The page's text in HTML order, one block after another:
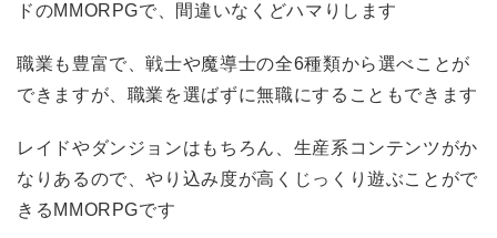
ドのMMORPGで、間違いなくどハマりします
職業も豊富で、戦士や魔導士の全6種類から選べことが
できますが、職業を選ばずに無職にすることもできます
レイドやダンジョンはもちろん、生産系コンテンツがか
なりあるので、やり込み度が高くじっくり遊ぶことがで
きるMMORPGです